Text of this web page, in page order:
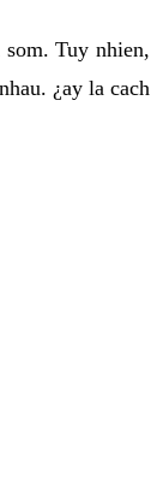
Tuy nhien,
¿ay la cach